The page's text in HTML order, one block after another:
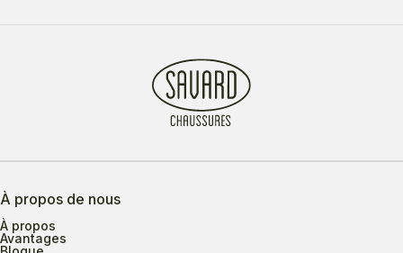
À propos de nous
À propos
Avantages